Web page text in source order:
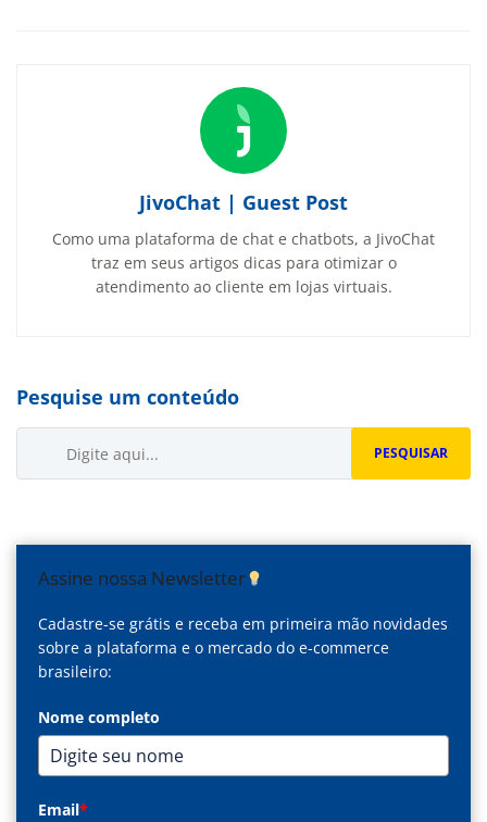
JivoChat | Guest Post
Como uma plataforma de chat e chatbots, a JivoChat
traz em seus artigos dicas para otimizar o
atendimento ao cliente em lojas virtuais.
Pesquise um conteúdo
PESQUISAR
Assine nossa Newsletter
Cadastre-se grátis e receba em primeira mão novidades
sobre a plataforma e o mercado do e-commerce
brasileiro:
Nome completo
Email*